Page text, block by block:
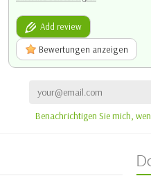
Add review
Bewertungen anzeigen
Benachrichtigen Sie mich,